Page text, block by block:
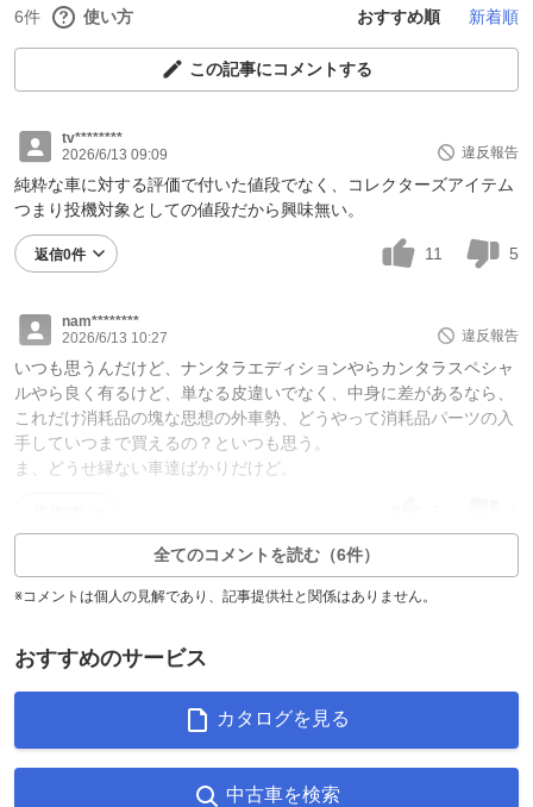
6件 使い方 おすすめ順 新着順
この記事にコメントする
tv********
2026/6/13 09:09
違反報告
純粋な車に対する評価で付いた値段でなく、コレクターズアイテム
つまり投機対象としての値段だから興味無い。
返信0件 11 5
nam********
2026/6/13 10:27
違反報告
いつも思うんだけど、ナンタラエディションやらカンタラスペシャ
ルやら良く有るけど、単なる皮違いでなく、中身に差があるなら、
これだけ消耗品の塊な思想の外車勢、どうやって消耗品パーツの入
手していつまで買えるの？といつも思う。
ま、どうせ縁ない車達ばかりだけど。
全てのコメントを読む（6件）
※コメントは個人の見解であり、記事提供社と関係はありません。
おすすめのサービス
カタログを見る
中古車を検索